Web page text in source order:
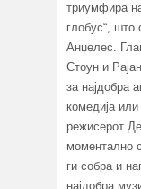
триумфира
глобус“,
Анџелес.
Стоун и
за најдобра
комедија
режисерот
моментално
ги собра и
најдобра